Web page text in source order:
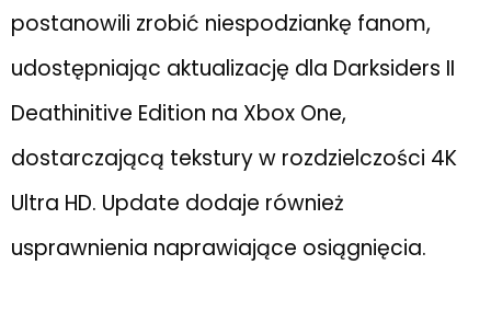
postanowili zrobić niespodziankę fanom,
udostępniając aktualizację dla Darksiders II
Deathinitive Edition na Xbox One,
dostarczającą tekstury w rozdzielczości 4K
Ultra HD. Update dodaje również
usprawnienia naprawiające osiągnięcia.